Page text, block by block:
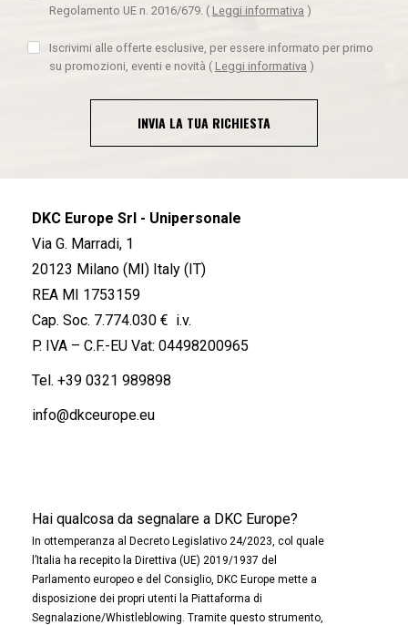
Regolamento UE n. 2016/679. ( Leggi informativa )
Iscrivimi alle offerte esclusive, per essere informato per primo
su promozioni, eventi e novità ( Leggi informativa )
INVIA LA TUA RICHIESTA
DKC Europe Srl - Unipersonale
Via G. Marradi, 1
20123 Milano (MI) Italy (IT)
REA MI 1753159
Cap. Soc. 7.774.030 € i.v.
P. IVA – C.F.-EU Vat: 04498200965
Tel. +39 0321 989898
info@dkceurope.eu
Hai qualcosa da segnalare a DKC Europe?
In ottemperanza al Decreto Legislativo 24/2023, col quale
l’Italia ha recepito la Direttiva (UE) 2019/1937 del
Parlamento europeo e del Consiglio, DKC Europe mette a
disposizione dei propri utenti la Piattaforma di
Segnalazione/Whistleblowing. Tramite questo strumento,